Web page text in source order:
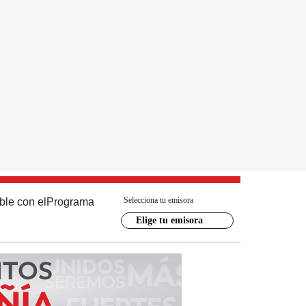
con el Programa Selecciona tu emisora
Elige tu emisora